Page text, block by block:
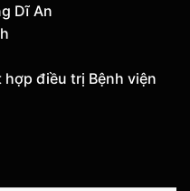
Dĩ An
điều trị Bệnh viện